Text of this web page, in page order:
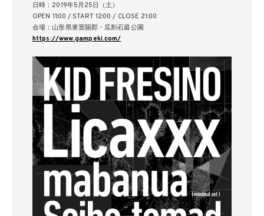
日時：2019年5月25日（土）
OPEN 11:00 / START 12:00 / CLOSE 21:00
会場：山形県東置賜郡・瓜割石庭公園
https://www.gampeki.com/